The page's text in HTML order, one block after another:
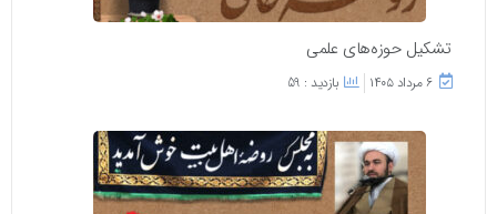
تشکیل حوزه‌های علمی
۶ مرداد ۱۴۰۵ بازدید : 59